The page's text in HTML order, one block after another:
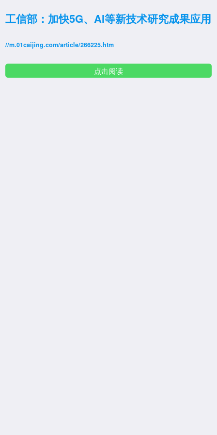
工信部：加快5G、AI等新技术研究成果应用
//m.01caijing.com/article/266225.htm
点击阅读